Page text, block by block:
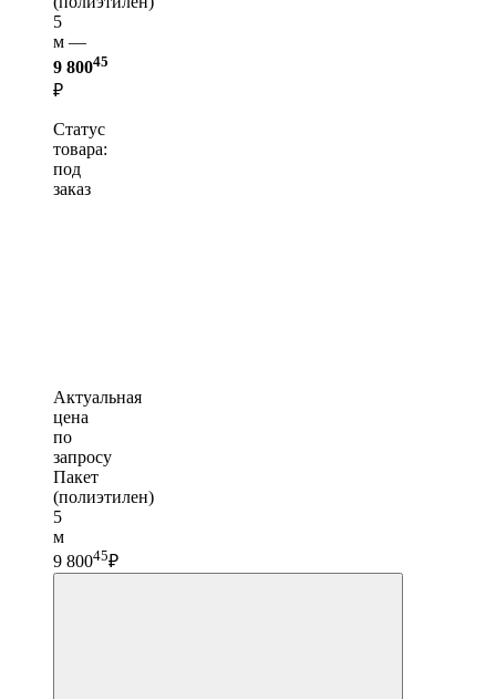
5
м —
9 80045
₽
Статус
товара:
под
заказ
Актуальная
цена
по
запросу
Пакет
(полиэтилен)
5
м
9 80045₽